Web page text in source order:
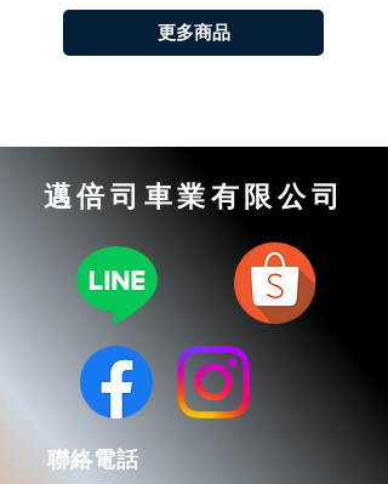
更多商品
邁倍司車業有限公司
​聯絡電話